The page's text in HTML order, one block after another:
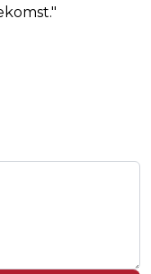
ALS
TEGEN